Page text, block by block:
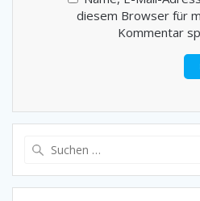
diesem Browser für
Kommentar